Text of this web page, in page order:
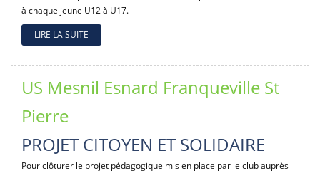
à chaque jeune U12 à U17.
LIRE LA SUITE
US Mesnil Esnard Franqueville St
Pierre
PROJET CITOYEN ET SOLIDAIRE
Pour clôturer le projet pédagogique mis en place par le club auprès